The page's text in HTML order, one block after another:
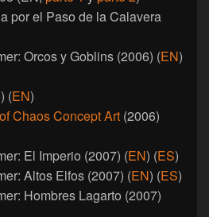
por el Paso de la Calavera
Orcos y Goblins (2006) (EN)
(EN)
Chaos Concept Art (2006)
El Imperio (2007) (EN) (ES)
Altos Elfos (2007) (EN) (ES)
Hombres Lagarto (2007)